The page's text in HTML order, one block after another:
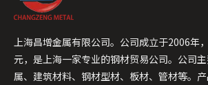
上海昌增金属有限公司。公司成立于2006年
元，是上海一家专业的钢材贸易公司。公司
属、建筑材料、钢材型材、板材、管材等。